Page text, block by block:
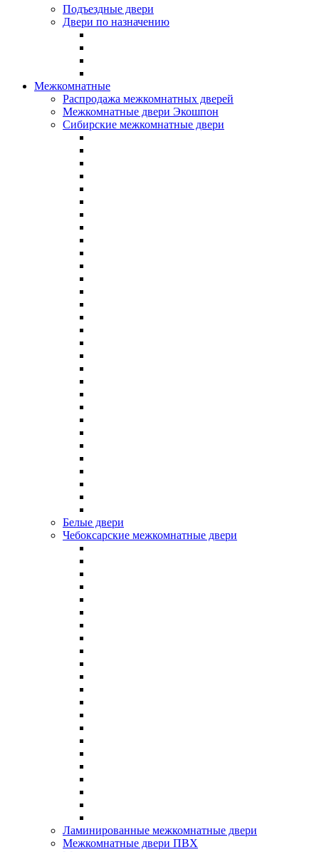
Подъездные двери
Двери по назначению
Межкомнатные
Распродажа межкомнатных дверей
Межкомнатные двери Экошпон
Сибирские межкомнатные двери
Белые двери
Чебоксарские межкомнатные двери
Ламинированные межкомнатные двери
Межкомнатные двери ПВХ